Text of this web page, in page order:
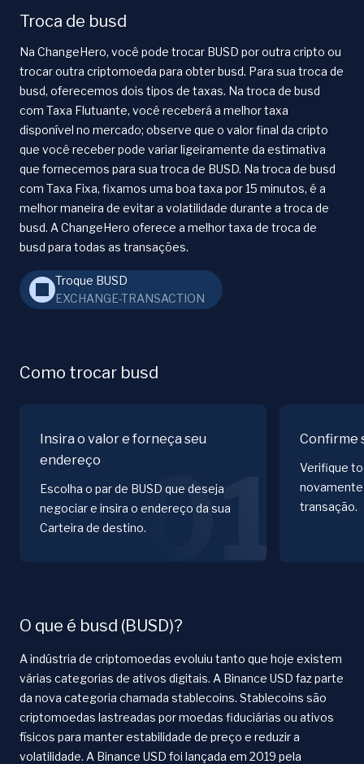
Troca de busd
Na ChangeHero, você pode trocar BUSD por outra cripto ou
trocar outra criptomoeda para obter busd. Para sua troca de
busd, oferecemos dois tipos de taxas. Na troca de busd
com Taxa Flutuante, você receberá a melhor taxa
disponível no mercado; observe que o valor final da cripto
que você receber pode variar ligeiramente da estimativa
que fornecemos para sua troca de BUSD. Na troca de busd
com Taxa Fixa, fixamos uma boa taxa por 15 minutos, é a
melhor maneira de evitar a volatilidade durante a troca de
busd. A ChangeHero oferece a melhor taxa de troca de
busd para todas as transações.
Troque BUSD
EXCHANGE-TRANSACTION
Como trocar busd
Insira o valor e forneça seu
endereço
Escolha o par de BUSD que deseja
negociar e insira o endereço da sua
Carteira de destino.01
Confirme
Verifique
transação.
O que é busd (BUSD)?
A indústria de criptomoedas evoluiu tanto que hoje existem
várias categorias de ativos digitais. A Binance USD faz parte
da nova categoria chamada stablecoins. Stablecoins são
criptomoedas lastreadas por moedas fiduciárias ou ativos
físicos para manter estabilidade de preço e reduzir a
volatilidade. A Binance USD foi lançada em 2019 pela